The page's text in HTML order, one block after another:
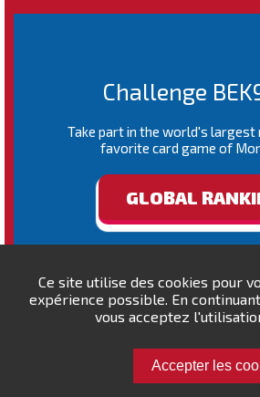
Ce site utilise des cookies pour
expérience possible. En
vous acceptez
Accepter les
Challenge
Take part in the world's largest
favorite card game of
GLOBAL